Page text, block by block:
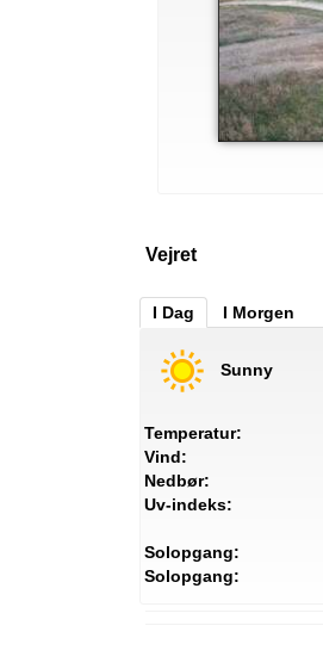
Vejret
I Dag I Morgen
Sunny
Temperatur:
Vind:
Nedbør:
Uv-indeks:
Solopgang:
Solopgang: